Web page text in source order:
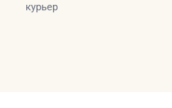
курьер